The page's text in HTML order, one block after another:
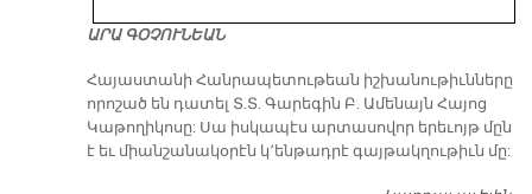
ԱՐԱ ԳՕՉՈՒՆԵԱՆ
​Հայաստանի Հանրապետութեան իշխանութիւնները
որոշած են դատել Տ.Տ. Գարեգին Բ. Ամենայն Հայոց
Կաթողիկոսը: Սա իսկապէս արտասովոր երեւոյթ մըն
է եւ միանշանակօրէն կ՚ենթադրէ գայթակղութիւն մը: